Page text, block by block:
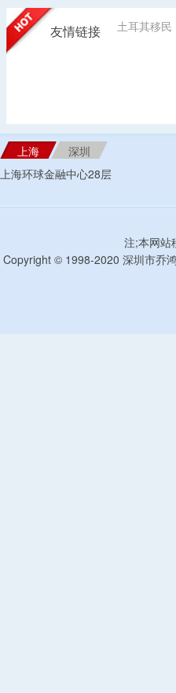
友情链接 土耳其移民
上海
深圳
上海环球金融中心28层
注;本网站
Copyright © 1998-2020 深圳市乔